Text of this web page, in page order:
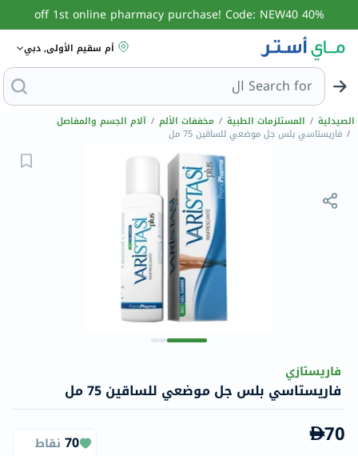
40% off 1st online pharmacy purchase! Code: NEW40
أم سقيم الأولى, دبي
Search for البحث عن مزي
الصيدلية / المستلزمات الطبية / مخففات الألم / آلام الجسم والمفاصل
/ فاريستاسي بلس جل موضعي للساقين 75 مل
فاريستازي
فاريستاسي بلس جل موضعي للساقين 75 مل
70
70 نقاط